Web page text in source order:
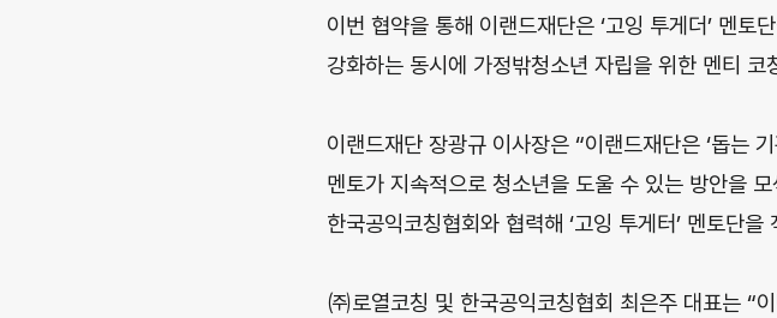
이번 협약을 통해 이랜드재단은 ‘고잉 투게더’ 멘
강화하는 동시에 가정밖청소년 자립을 위한 멘티 코
이랜드재단 장광규 이사장은 “이랜드재단은 ‘돕는
멘토가 지속적으로 청소년을 도울 수 있는 방안을
한국공익코칭협회와 협력해 ‘고잉 투게터’ 멘토단
㈜로열코칭 및 한국공익코칭협회 최은주 대표는 “